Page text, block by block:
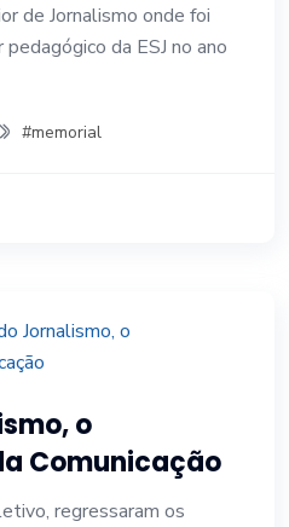
de Jornalismo onde foi
da ESJ no ano
#memorial
o
Comunicação
regressaram os